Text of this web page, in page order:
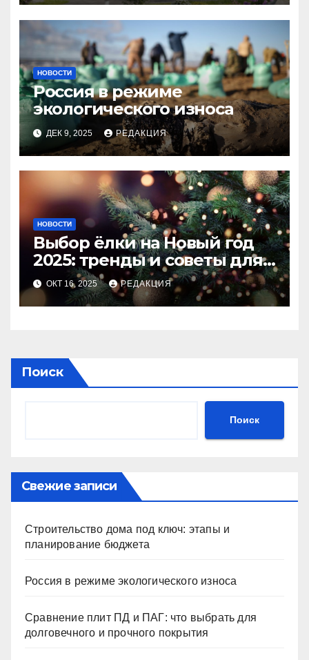
НОВОСТИ
Россия в режиме
экологического износа
ДЕК 9, 2025 РЕДАКЦИЯ
НОВОСТИ
Выбор ёлки на Новый год
2025: тренды и советы для
идеального праздника
ОКТ 16, 2025 РЕДАКЦИЯ
Поиск
Поиск
Свежие записи
Строительство дома под ключ: этапы и
планирование бюджета
Россия в режиме экологического износа
Сравнение плит ПД и ПАГ: что выбрать для
долговечного и прочного покрытия